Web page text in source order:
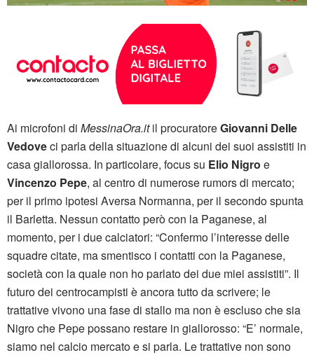
Ai microfoni di MessinaOra.itil procuratoreGiovanni Delle
Vedoveci parla della situazione di alcuni dei suoi assistiti in
casa giallorossa. In particolare, focus su Elio Nigro e
Vincenzo Pepe, al centro di numerose rumors di mercato;
per il primo ipotesi Aversa Normanna, per il secondo spunta
il Barletta. Nessun contatto però con la Paganese, al
momento, per i due calciatori: “Confermo l’interesse delle
squadre citate, ma smentisco i contatti con la Paganese,
società con la quale non ho parlato dei due miei assistiti”. Il
futuro dei centrocampisti è ancora tutto da scrivere; le
trattative vivono una fase di stallo ma non è escluso che sia
Nigro che Pepe possano restare in giallorosso: “E’ normale,
siamo nel calcio mercato e si parla. Le trattative non sono